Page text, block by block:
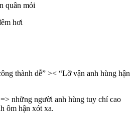
quân mỏi
hơi
thành dễ” >< “Lỡ vận anh hùng hận
những người anh hùng tuy chí cao
ôm hận xót xa.